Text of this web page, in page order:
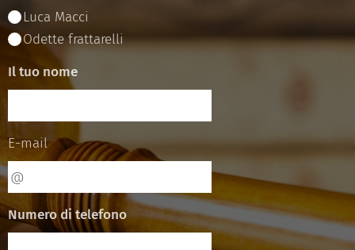
Luca Macci
Odette frattarelli
Il tuo nome
E-mail
Numero di telefono